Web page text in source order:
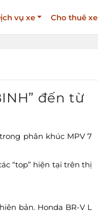
vụ xe Cho thuê xe
đến từ
phân khúc MPV 7
“top” hiện tại trên thị
bản. Honda BR-V L